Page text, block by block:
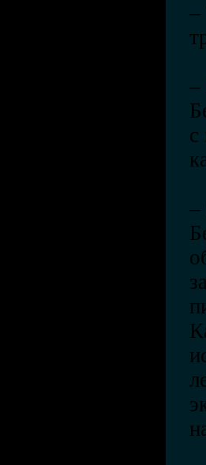
–
–
с
–